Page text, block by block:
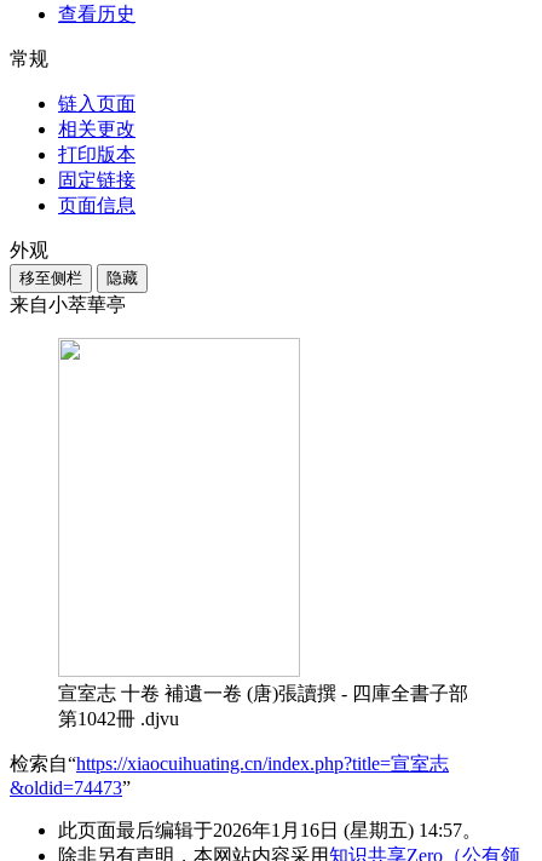
查看历史
常规
链入页面
相关更改
打印版本
固定链接
页面信息
外观
移至侧栏 隐藏
来自小萃華亭
宣室志 十卷 補遺一卷 (唐)張讀撰 - 四庫全書子部
第1042冊 .djvu
检索自“https://xiaocuihuating.cn/index.php?title=宣室志
&oldid=74473”
此页面最后编辑于2026年1月16日 (星期五) 14:57。
除非另有声明，本网站内容采用知识共享Zero（公有领